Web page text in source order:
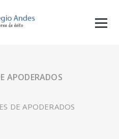
APODERADOS
DE APODERADOS